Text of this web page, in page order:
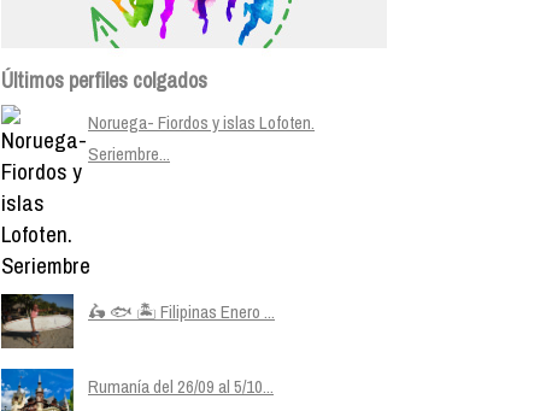
Últimos perfiles colgados
Noruega- Fiordos y islas Lofoten.
Seriembre...
🛵 🐟 🏝️ Filipinas Enero ...
Rumanía del 26/09 al 5/10...